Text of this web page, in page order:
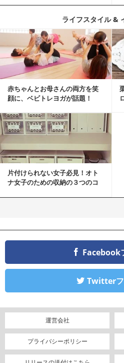
ライフスタイル &
赤ちゃんとお母さんの両方を笑
顔に、ベビトレヨガが話題！
片付けられない女子必見！オト
ナ女子のための収納の３つのコ
Facebook
Twitter
運営会社
プライバシーポリシー